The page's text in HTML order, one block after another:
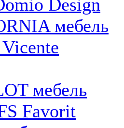
Design
мебель
мебель
Favorit